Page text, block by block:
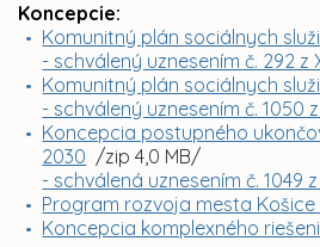
Koncepcie:
Komunitný plán sociálnych
- schválený uznesením č. 292 z
Komunitný plán sociálnych
- schválený uznesením č. 1050
Koncepcia postupného
2030 /zip 4,0 MB/
- schválená uznesením č. 1049
Program rozvoja mesta Košice
Koncepcia komplexného